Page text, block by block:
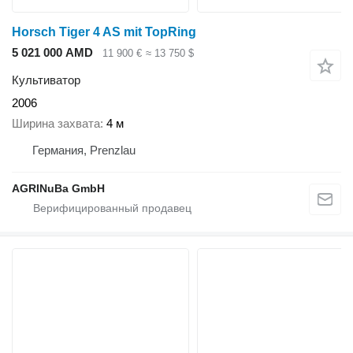
Horsch Tiger 4 AS mit TopRing
5 021 000 AMD
11 900 € ≈ 13 750 $
Культиватор
2006
Ширина захвата 4 м
Германия, Prenzlau
AGRINuBa GmbH